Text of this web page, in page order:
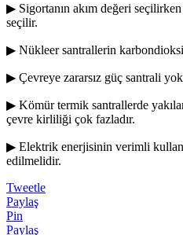
▶ Sigortanın akım değeri
seçilir.
▶ Nükleer santrallerin karbondioksit
▶ Çevreye zararsız güç santrali
▶ Kömür termik santrallerde
çevre kirliliği çok fazladır.
▶ Elektrik enerjisinin verimli
edilmelidir.
Tweetle
Paylaş
Pin
Paylaş